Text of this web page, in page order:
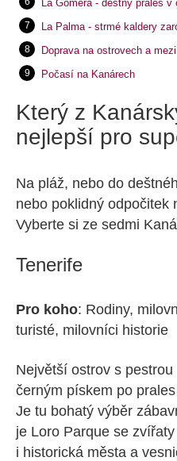
La Gomera - deštný prales v
La Palma - strmé kaldery
Doprava na ostrovech a
Počasí na Kanárech
Který z
nejlepší pro
Na pláž, nebo do
nebo poklidný odpočitek
Vyberte si ze sedmi
Tenerife
Pro koho: Rodiny,
turisté, milovníci historie
Největší ostrov s
černým pískem po
Je tu bohatý výběr
je Loro Parque se
i historická města a